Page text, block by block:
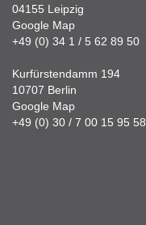
04155 Leipzig
Google Map
+49 (0) 34 1 / 5 62 89 50
Kurfürstendamm 194
10707 Berlin
Google Map
+49 (0) 30 / 7 00 15 95 58